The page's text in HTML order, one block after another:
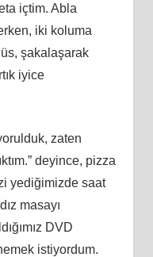
içtim. Abla
iki koluma
şakalaşarak
iyice
zaten
deyince, pizza
yediğimizde saat
masayı
DVD
istiyordum.